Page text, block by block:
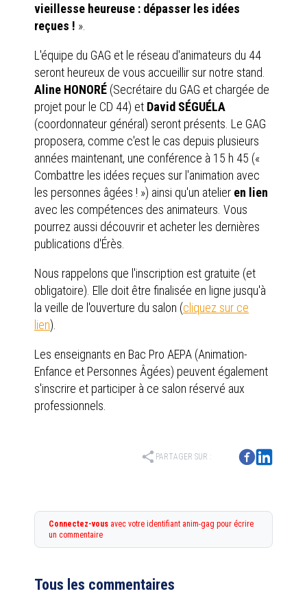
vieillesse heureuse : dépasser les idées
reçues ! ».
L'équipe du GAG et le réseau d'animateurs du 44
seront heureux de vous accueillir sur notre stand.
Aline HONORÉ (Secrétaire du GAG et chargée de
projet pour le CD 44) et David SÉGUÉLA
(coordonnateur général) seront présents. Le GAG
proposera, comme c'est le cas depuis plusieurs
années maintenant, une conférence à 15 h 45 («
Combattre les idées reçues sur l'animation avec
les personnes âgées ! ») ainsi qu'un atelier en lien
avec les compétences des animateurs. Vous
pourrez aussi découvrir et acheter les dernières
publications d'Érès.
Nous rappelons que l'inscription est gratuite (et
obligatoire). Elle doit être finalisée en ligne jusqu'à
la veille de l'ouverture du salon (cliquez sur ce
lien).
Les enseignants en Bac Pro AEPA (Animation-
Enfance et Personnes Âgées) peuvent également
s'inscrire et participer à ce salon réservé aux
professionnels.
share PARTAGER SUR :
Connectez-vous avec votre identifiant anim-gag pour écrire
un commentaire
Tous les commentaires